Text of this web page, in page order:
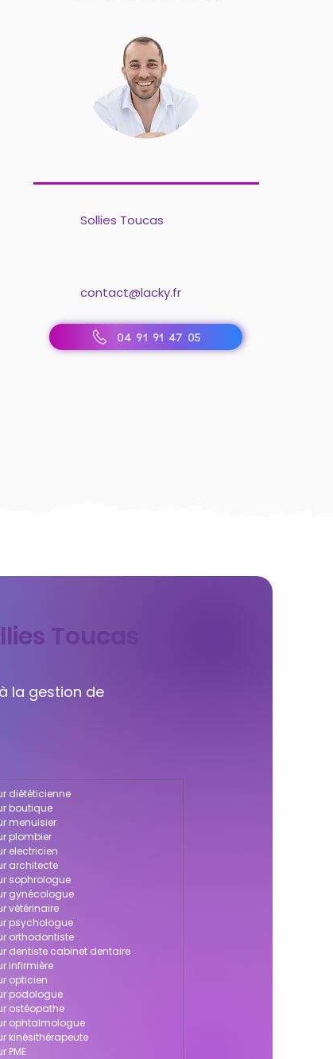
Sollies Toucas
contact@lacky.fr
04 91 91 47 05
Toucas
la gestion de
diététicienne
boutique
menuisier
plombier
electricien
architecte
sophrologue
gynécologue
vétérinaire
psychologue
orthodontiste
dentiste cabinet dentaire
infirmière
opticien
podologue
ostéopathe
ophtalmologue
kinésithérapeute
PME